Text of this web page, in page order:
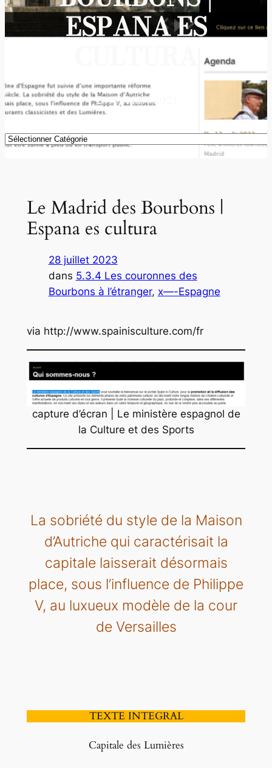
ESPANA ES
28 JUILLET 2023
Catégories
Le Madrid des Bourbons |
Espana es cultura
28 juillet 2023
dans 5.3.4 Les couronnes des
Bourbons à l’étranger, x—-Espagne
via http://www.spainisculture.com/fr
capture d’écran | Le ministère espagnol de
la Culture et des Sports
La sobriété du style de la Maison
d’Autriche qui caractérisait la
capitale laisserait désormais
place, sous l’influence de Philippe
V, au luxueux modèle de la cour
de Versailles
TEXTE INTEGRAL
Capitale des Lumières